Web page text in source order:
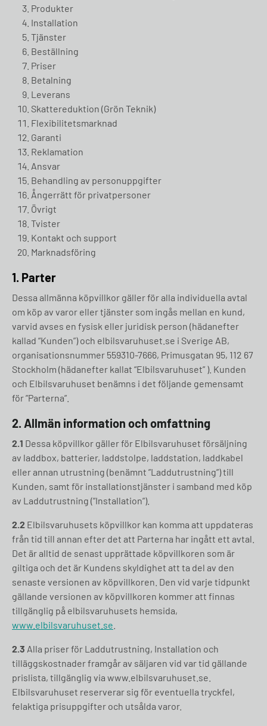
Produkter
Installation
Tjänster
Beställning
Priser
Betalning
Leverans
Skattereduktion (Grön Teknik)
Flexibilitetsmarknad
Garanti
Reklamation
Ansvar
Behandling av personuppgifter
Ångerrätt för privatpersoner
Övrigt
Tvister
Kontakt och support
Marknadsföring
1. Parter
Dessa allmänna köpvillkor gäller för alla individuella avtal
om köp av varor eller tjänster som ingås mellan en kund,
varvid avses en fysisk eller juridisk person (hädanefter
kallad “Kunden”) och elbilsvaruhuset.se i Sverige AB,
organisationsnummer 559310-7666, Primusgatan 95, 112 67
Stockholm (hädanefter kallat “Elbilsvaruhuset” ). Kunden
och Elbilsvaruhuset benämns i det följande gemensamt
för ”Parterna”.
2. Allmän information och omfattning
2.1 Dessa köpvillkor gäller för Elbilsvaruhuset försäljning
av laddbox, batterier, laddstolpe, laddstation, laddkabel
eller annan utrustning (benämnt ”Laddutrustning”) till
Kunden, samt för installationstjänster i samband med köp
av Laddutrustning (”Installation”).
2.2 Elbilsvaruhusets köpvillkor kan komma att uppdateras
från tid till annan efter det att Parterna har ingått ett avtal.
Det är alltid de senast upprättade köpvillkoren som är
giltiga och det är Kundens skyldighet att ta del av den
senaste versionen av köpvillkoren. Den vid varje tidpunkt
gällande versionen av köpvillkoren kommer att finnas
tillgänglig på elbilsvaruhusets hemsida,
www.elbilsvaruhuset.se
2.3 Alla priser för Laddutrustning, Installation och
tilläggskostnader framgår av säljaren vid var tid gällande
prislista, tillgänglig via www.elbilsvaruhuset.se.
Elbilsvaruhuset reserverar sig för eventuella tryckfel,
felaktiga prisuppgifter och utsålda varor.